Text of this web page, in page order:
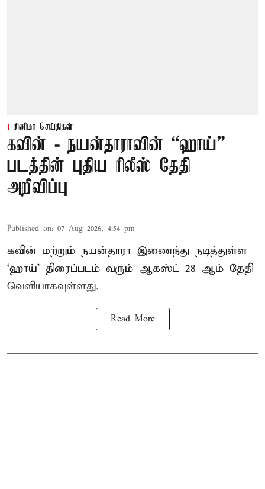
சினிமா செய்திகள்
கவின் - நயன்தாராவின் “ஹாய்”
படத்தின் புதிய ரிலீஸ் தேதி
அறிவிப்பு
Published on: 07 Aug 2026, 4:54 pm
கவின் மற்றும் நயன்தாரா இணைந்து நடித்துள்ள
‘ஹாய்’ திரைப்படம் வரும் ஆகஸ்ட் 28 ஆம் தேதி
வெளியாகவுள்ளது.
Read More